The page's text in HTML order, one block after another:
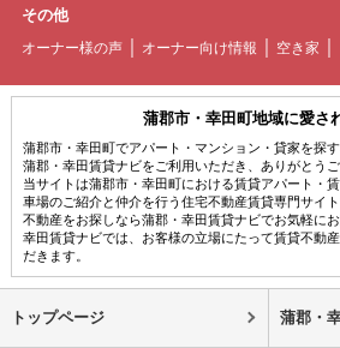
その他
オーナー様の声 オーナー向け情報 空き家
蒲郡市・幸田町地域に愛さ
蒲郡市・幸田町でアパート・マンション・貸家を探
蒲郡・幸田賃貸ナビをご利用いただき、ありがとうご
当サイトは蒲郡市・幸田町における賃貸アパート・
車場のご紹介と仲介を行う住宅不動産賃貸専門サイ
不動産をお探しなら蒲郡・幸田賃貸ナビでお気軽に
幸田賃貸ナビでは、お客様の立場にたって賃貸不動
だきます。
トップページ 蒲郡・